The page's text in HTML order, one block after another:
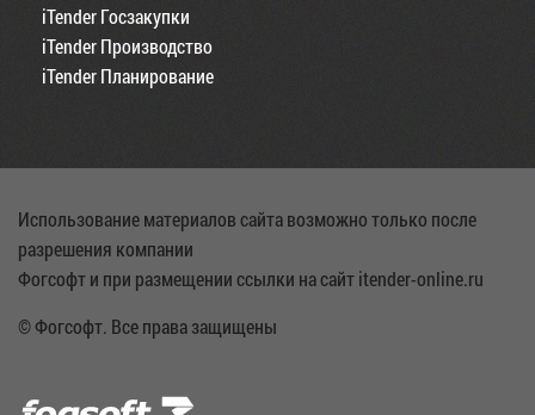
iTender Госзакупки
iTender Производство
iTender Планирование
Использование материалов сайта возможно только после
разрешения компании
Фогсофт и при размещении ссылки на сайт itender-online.ru
© Фогсофт. Все права защищены